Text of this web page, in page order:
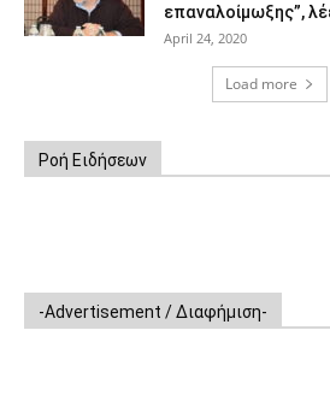
επαναλοίμωξης”,
April 24, 2020
Load more
Ροή Ειδήσεων
-Advertisement / Διαφήμιση-